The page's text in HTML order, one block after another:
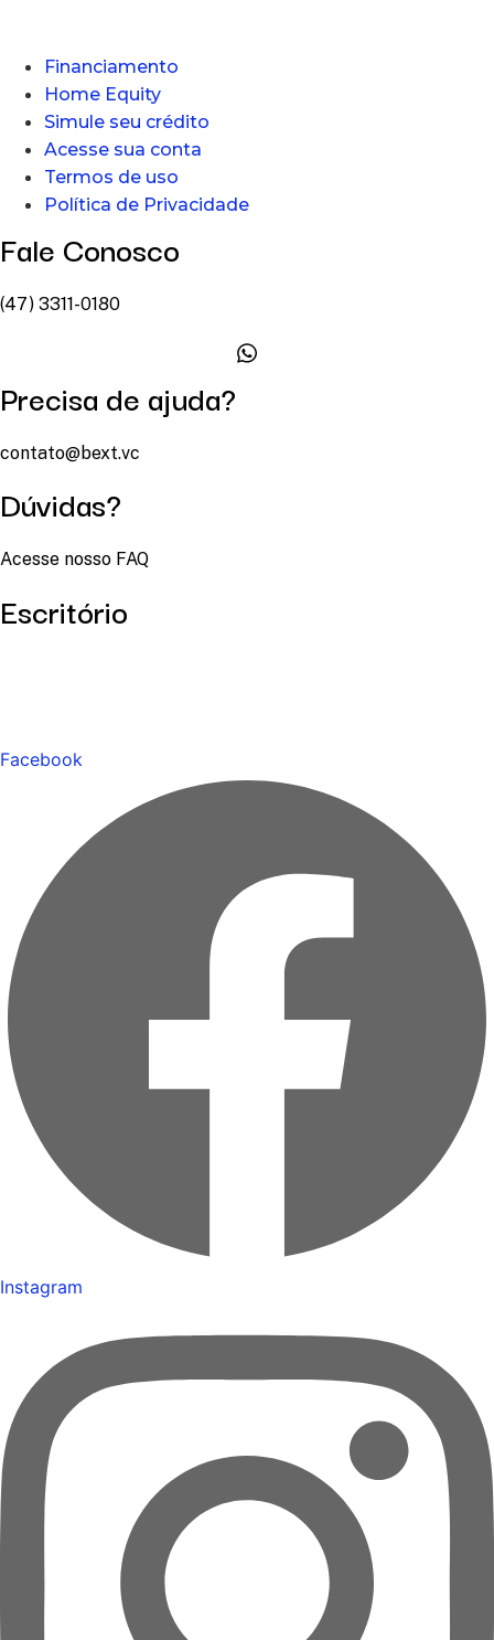
Financiamento
Home Equity
Simule seu crédito
Acesse sua conta
Termos de uso
Política de Privacidade
Fale Conosco
(47) 3311-0180
Precisa de ajuda?
contato@bext.vc
Dúvidas?
Acesse nosso FAQ
Escritório
Facebook
Instagram